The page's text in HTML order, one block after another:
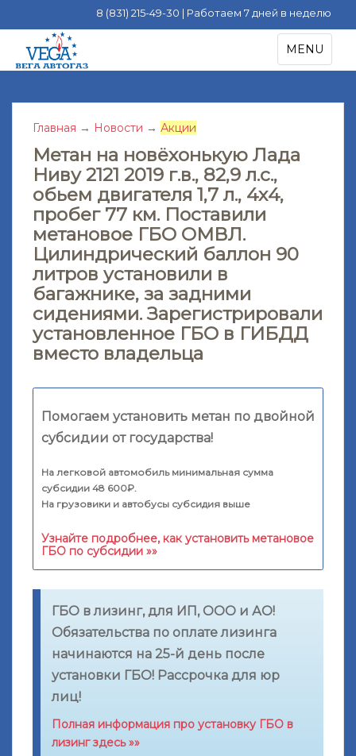
8 (831) 215-49-30 | Работаем 7 дней в неделю
i
TOGGLE
MENU
Главная → Новости → Акции
Метан на новёхонькую Лада
Ниву 2121 2019 г.в., 82,9 л.с.,
обьем двигателя 1,7 л., 4х4,
пробег 77 км. Поставили
метановое ГБО ОМВЛ.
Цилиндрический баллон 90
литров установили в
багажнике, за задними
сидениями. Зарегистрировали
установленное ГБО в ГИБДД
вместо владельца
Помогаем установить метан по двойной
субсидии от государства!
На легковой автомобиль минимальная сумма
субсидии 48 600₽.
На грузовики и автобусы субсидия выше
Узнайте подробнее, как установить метановое
ГБО по субсидии »»
ГБО в лизинг, для ИП, ООО и АО!
Обязательства по оплате лизинга
начинаются на 25-й день после
установки ГБО! Рассрочка для юр
лиц!
Полная информация про установку ГБО в
лизинг здесь »»